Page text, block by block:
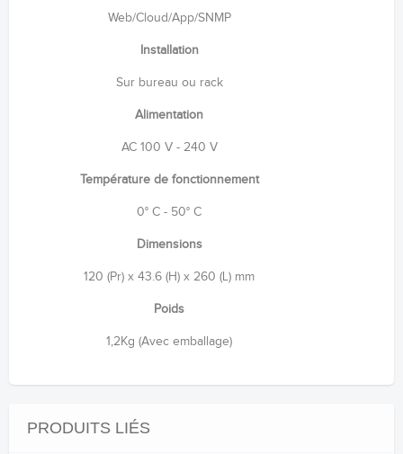
Web/Cloud/App/SNMP
Installation
Sur bureau ou rack
Alimentation
AC 100 V - 240 V
Température de fonctionnement
0° C - 50° C
Dimensions
120 (Pr) x 43.6 (H) x 260 (L) mm
Poids
1,2Kg (Avec emballage)
PRODUITS LIÉS